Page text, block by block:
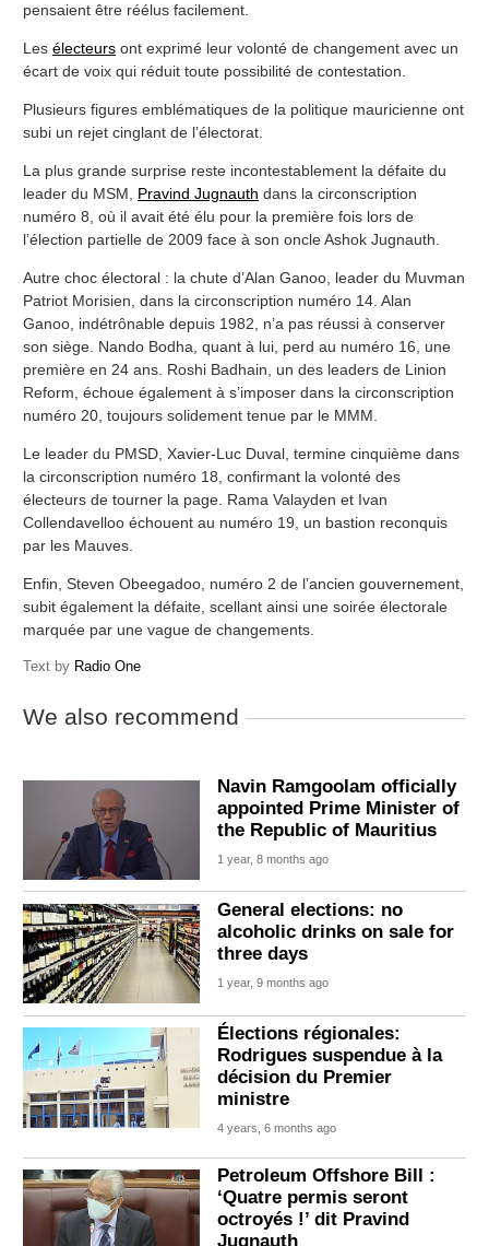
pensaient être réélus facilement.
Les électeurs ont exprimé leur volonté de changement avec un
écart de voix qui réduit toute possibilité de contestation.
Plusieurs figures emblématiques de la politique mauricienne ont
subi un rejet cinglant de l’électorat.
La plus grande surprise reste incontestablement la défaite du
leader du MSM, Pravind Jugnauth dans la circonscription
numéro 8, où il avait été élu pour la première fois lors de
l’élection partielle de 2009 face à son oncle Ashok Jugnauth.
Autre choc électoral : la chute d’Alan Ganoo, leader du Muvman
Patriot Morisien, dans la circonscription numéro 14. Alan
Ganoo, indétrônable depuis 1982, n’a pas réussi à conserver
son siège. Nando Bodha, quant à lui, perd au numéro 16, une
première en 24 ans. Roshi Badhain, un des leaders de Linion
Reform, échoue également à s’imposer dans la circonscription
numéro 20, toujours solidement tenue par le MMM.
Le leader du PMSD, Xavier-Luc Duval, termine cinquième dans
la circonscription numéro 18, confirmant la volonté des
électeurs de tourner la page. Rama Valayden et Ivan
Collendavelloo échouent au numéro 19, un bastion reconquis
par les Mauves.
Enfin, Steven Obeegadoo, numéro 2 de l’ancien gouvernement,
subit également la défaite, scellant ainsi une soirée électorale
marquée par une vague de changements.
Text by Radio One
We also recommend
Navin Ramgoolam officially
appointed Prime Minister of
the Republic of Mauritius
1 year, 8 months ago
General elections: no
alcoholic drinks on sale for
three days
1 year, 9 months ago
Élections régionales:
Rodrigues suspendue à la
décision du Premier
ministre
4 years, 6 months ago
Petroleum Offshore Bill :
‘Quatre permis seront
octroyés !’ dit Pravind
Jugnauth